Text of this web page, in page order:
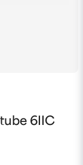
6IIC